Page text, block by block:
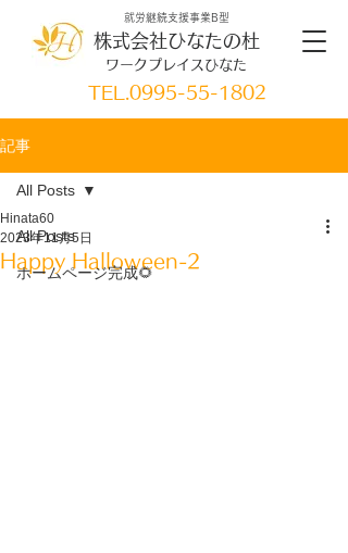
就労継続支援事業B型
株式会社ひなたの杜
ワークプレイスひなた
TEL. 0995-55-1802
記事
All Posts
ホームページ完成🌻
All Posts
Happy Halloween-2
Hinata60
2023年11月5日